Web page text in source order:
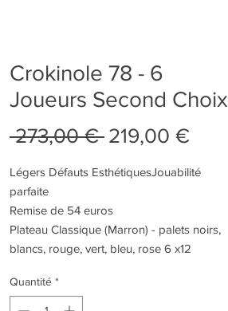
Crokinole 78 - 6
Joueurs Second Choix
273,00 € Prix
219,00 €
Légers Défauts EsthétiquesJouabilité
parfaite
Remise de 54 euros
Plateau Classique (Marron) - palets noirs,
blancs, rouge, vert, bleu, rose 6 x12
Quantité *